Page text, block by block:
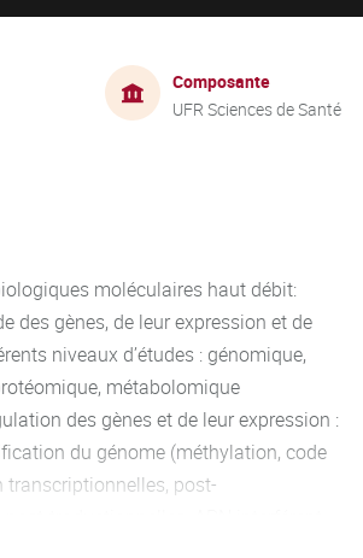
Composante
UFR Sciences de Santé
moléculaires haut débit:
des gènes, de leur expression et de
niveaux d’études : génomique,
métabolomique
des gènes et de leur expression :
du génome (méthylation, code
transcriptionnelles, post-